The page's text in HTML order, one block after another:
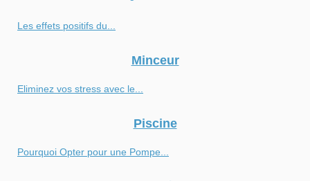
Les effets positifs du...
Minceur
Eliminez vos stress avec le...
Piscine
Pourquoi Opter pour une Pompe...